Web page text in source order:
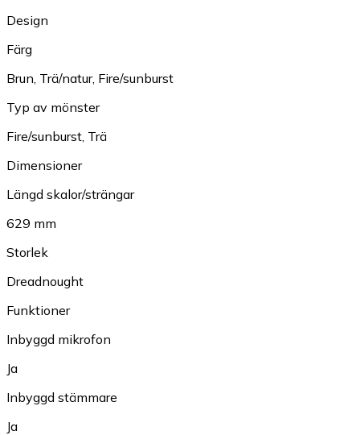
Design
Färg
Brun Trä/natur, Fire/sunburst
Typ av mönster
Fire/sunburst Trä
Dimensioner
Längd skalor/strängar
629 mm
Storlek
Dreadnought
Funktioner
Inbyggd mikrofon
Ja
Inbyggd stämmare
Ja